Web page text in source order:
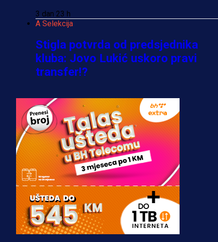
3 dan 23 h
A Selekcija
Stigla potvrda od predsjednika
kluba: Jovo Lukić uskoro pravi
transfer!?
A Selekcija
Zmajevi dobili veliko pojačanje:
Fudbaler Olympiacosa želi obući
dres BiH!
3 sedmica 4 dan
Premijer liga BiH
Misimović priveden: SIPA ga tereti
za pranje novca, pretresaju
prostorije FK Borac!